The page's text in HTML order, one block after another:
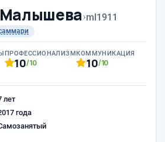
›ml1911
ПРОФЕССИОНАЛИЗМ
10/10
КОММУНИКАЦИЯ
10/10
лет
года